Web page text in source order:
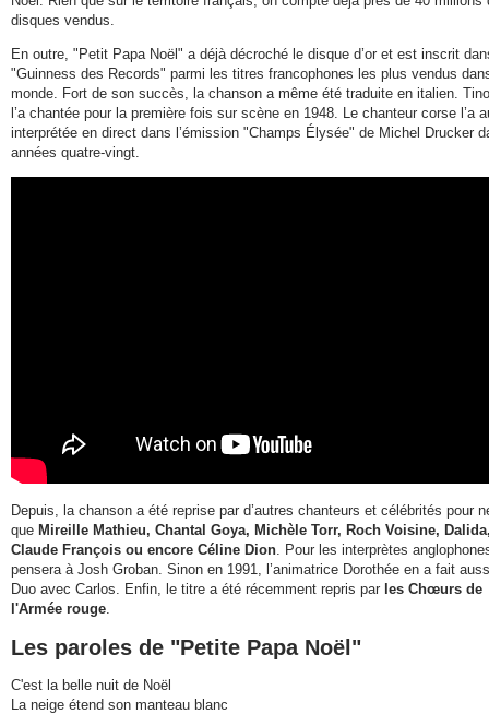
disques vendus.
En outre, "Petit Papa Noël" a déjà décroché le disque d’or et est inscrit
"Guinness des Records" parmi les titres francophones les plus vendus
monde. Fort de son succès, la chanson a même été traduite en italien.
l’a chantée pour la première fois sur scène en 1948. Le chanteur corse l’a
interprétée en direct dans l’émission "Champs Élysée" de Michel Drucker
années quatre-vingt.
Depuis, la chanson a été reprise par d’autres chanteurs et célébrités pour
que Mireille Mathieu, Chantal Goya, Michèle Torr, Roch Voisine,
Claude François ou encore Céline Dion . Pour les interprètes
pensera à Josh Groban. Sinon en 1991, l’animatrice Dorothée en a fait
Duo avec Carlos. Enfin, le titre a été récemment repris par les Chœurs de
l'Armée rouge
Les paroles de "Petite Papa Noël"
C'est la belle nuit de Noël
La neige étend son manteau blanc